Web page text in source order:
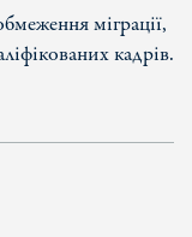
міграції,
кадрів.